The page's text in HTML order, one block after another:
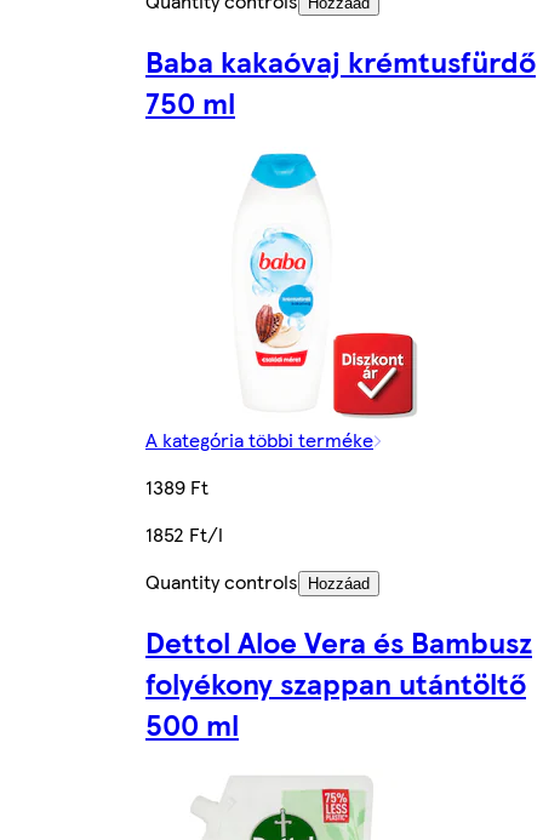
Baba kakaóvaj krémtusfürdő
750 ml
A kategória többi terméke
1389 Ft
1852 Ft/l
Quantity controls
Hozzáad
Dettol Aloe Vera és Bambusz
folyékony szappan utántöltő
500 ml